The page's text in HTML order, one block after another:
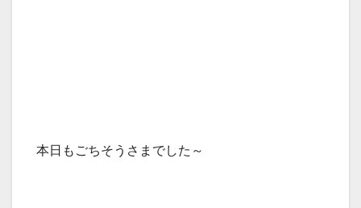
本日もごちそうさまでした～